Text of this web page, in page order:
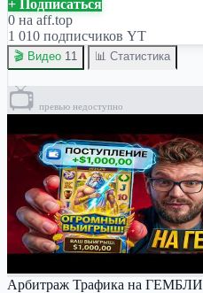
+ Подписаться
0 на aff.top
1 010 подписчиков YT
🎬 Видео 11 📊 Статистика
📺 превью недоступно
Арбитраж Трафика на